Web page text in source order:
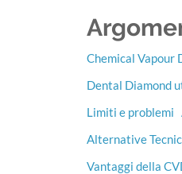
Chemical Vapour
Dental Diamond
Limiti e problemi
Alternative
Vantaggi della